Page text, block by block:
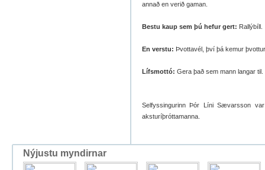
annað en verið gaman.
Bestu kaup sem þú hefur gert: Rallýbíll.
En verstu: Þvottavél, því þá kemur
Lífsmottó: Gera það sem mann langar til.
Selfyssingurinn Þór Líni Sævarsson
aksturíþróttamanna.
Nýjustu myndirnar